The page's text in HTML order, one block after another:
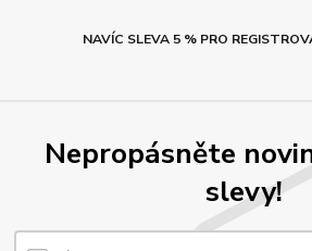
NAVÍC SLEVA 5 % PRO
Nepropásněte
slevy!